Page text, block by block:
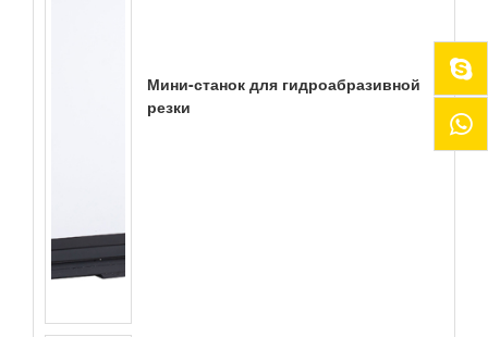
Мини-станок для гидроабразивной
резки